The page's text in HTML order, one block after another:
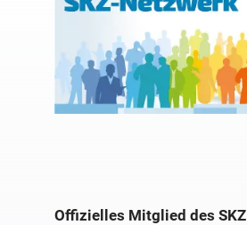
Offizielles Mitglied des SKZ